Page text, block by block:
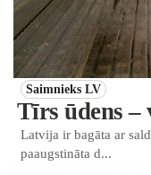
Saimnieks LV
Tīrs ūdens –
Latvija ir bagāta ar
paaugstināta d...